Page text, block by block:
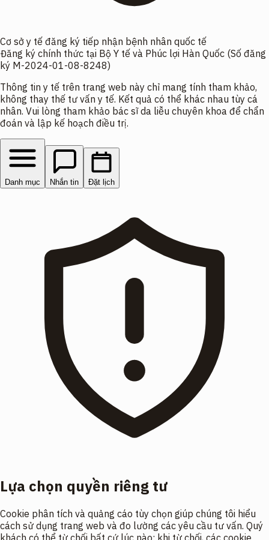
Cơ sở y tế đăng ký tiếp nhận bệnh nhân quốc tế
Đăng ký chính thức tại Bộ Y tế và Phúc lợi Hàn Quốc (Số đăng
ký M-2024-01-08-8248)
Thông tin y tế trên trang web này chỉ mang tính tham khảo,
không thay thế tư vấn y tế. Kết quả có thể khác nhau tùy cá
nhân. Vui lòng tham khảo bác sĩ da liễu chuyên khoa để chẩn
đoán và lập kế hoạch điều trị.
Danh mục Nhắn tin Đặt lịch
Lựa chọn quyền riêng tư
Cookie phân tích và quảng cáo tùy chọn giúp chúng tôi hiểu
cách sử dụng trang web và đo lường các yêu cầu tư vấn. Quý
khách có thể từ chối bất cứ lúc nào; khi từ chối, các cookie